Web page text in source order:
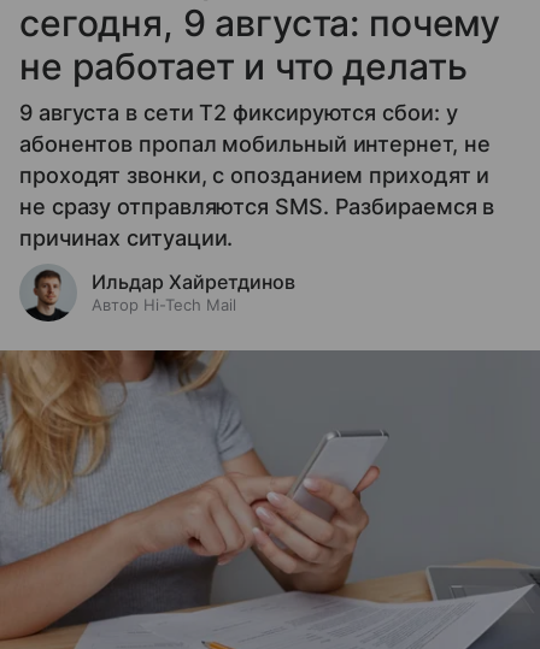
сегодня, 9 августа: почему
не работает и что делать
9 августа в сети T2 фиксируются сбои: у
абонентов пропал мобильный интернет, не
проходят звонки, с опозданием приходят и
не сразу отправляются SMS. Разбираемся в
причинах ситуации.
Ильдар Хайретдинов
Автор Hi-Tech Mail